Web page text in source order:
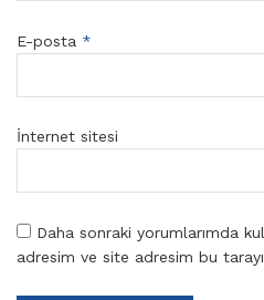
E-posta *
İnternet sitesi
Daha sonraki yorumlarımda
adresim ve site adresim bu